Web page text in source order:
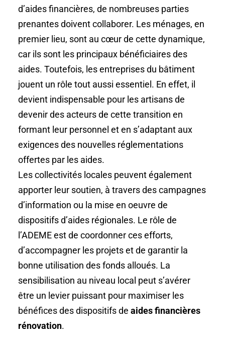
d’aides financières, de nombreuses parties
prenantes doivent collaborer. Les ménages, en
premier lieu, sont au cœur de cette dynamique,
car ils sont les principaux bénéficiaires des
aides. Toutefois, les entreprises du bâtiment
jouent un rôle tout aussi essentiel. En effet, il
devient indispensable pour les artisans de
devenir des acteurs de cette transition en
formant leur personnel et en s’adaptant aux
exigences des nouvelles réglementations
offertes par les aides.
Les collectivités locales peuvent également
apporter leur soutien, à travers des campagnes
d’information ou la mise en oeuvre de
dispositifs d’aides régionales. Le rôle de
l’ADEME est de coordonner ces efforts,
d’accompagner les projets et de garantir la
bonne utilisation des fonds alloués. La
sensibilisation au niveau local peut s’avérer
être un levier puissant pour maximiser les
bénéfices des dispositifs de aides financières
rénovation.